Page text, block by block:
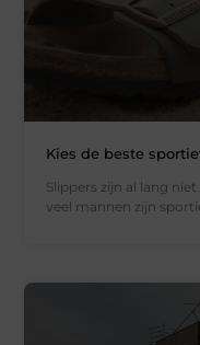
Kies de beste
Slippers zijn al lang
veel mannen zijn